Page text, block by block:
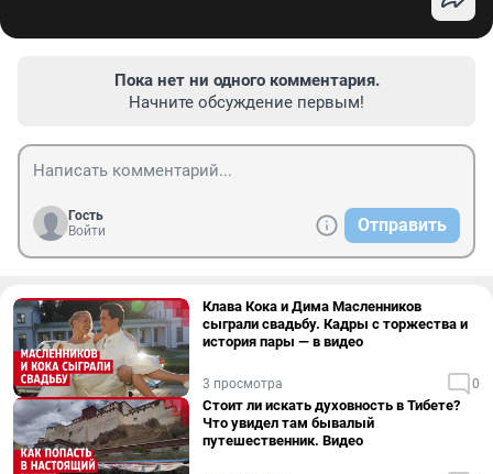
Пока нет ни одного комментария.
Начните обсуждение первым!
Гость
Войти
Отправить
Клава Кока и Дима Масленников
сыграли свадьбу. Кадры с торжества и
история пары — в видео
3 просмотра 0
Стоит ли искать духовность в Тибете?
Что увидел там бывалый
путешественник. Видео